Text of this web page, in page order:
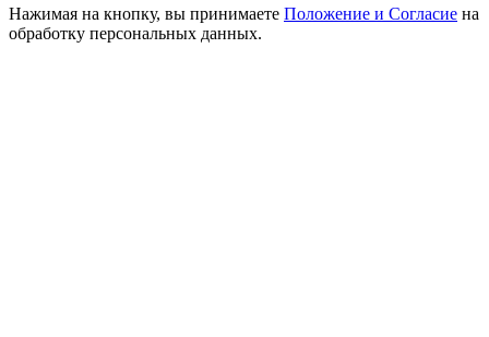
Нажимая на кнопку, вы принимаете Положение и Согласие на
обработку персональных данных.